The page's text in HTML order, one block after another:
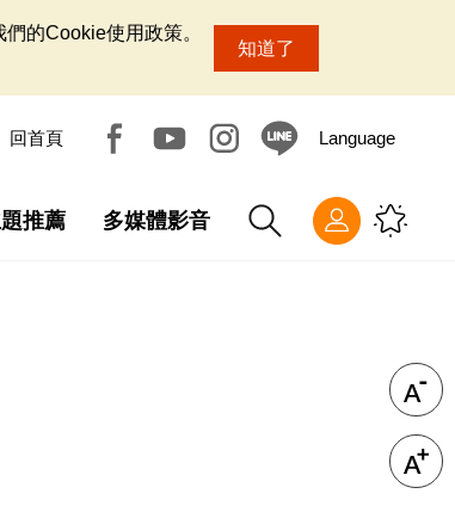
的Cookie使用政策。
知道了
回首頁 Language
推薦 多媒體影音